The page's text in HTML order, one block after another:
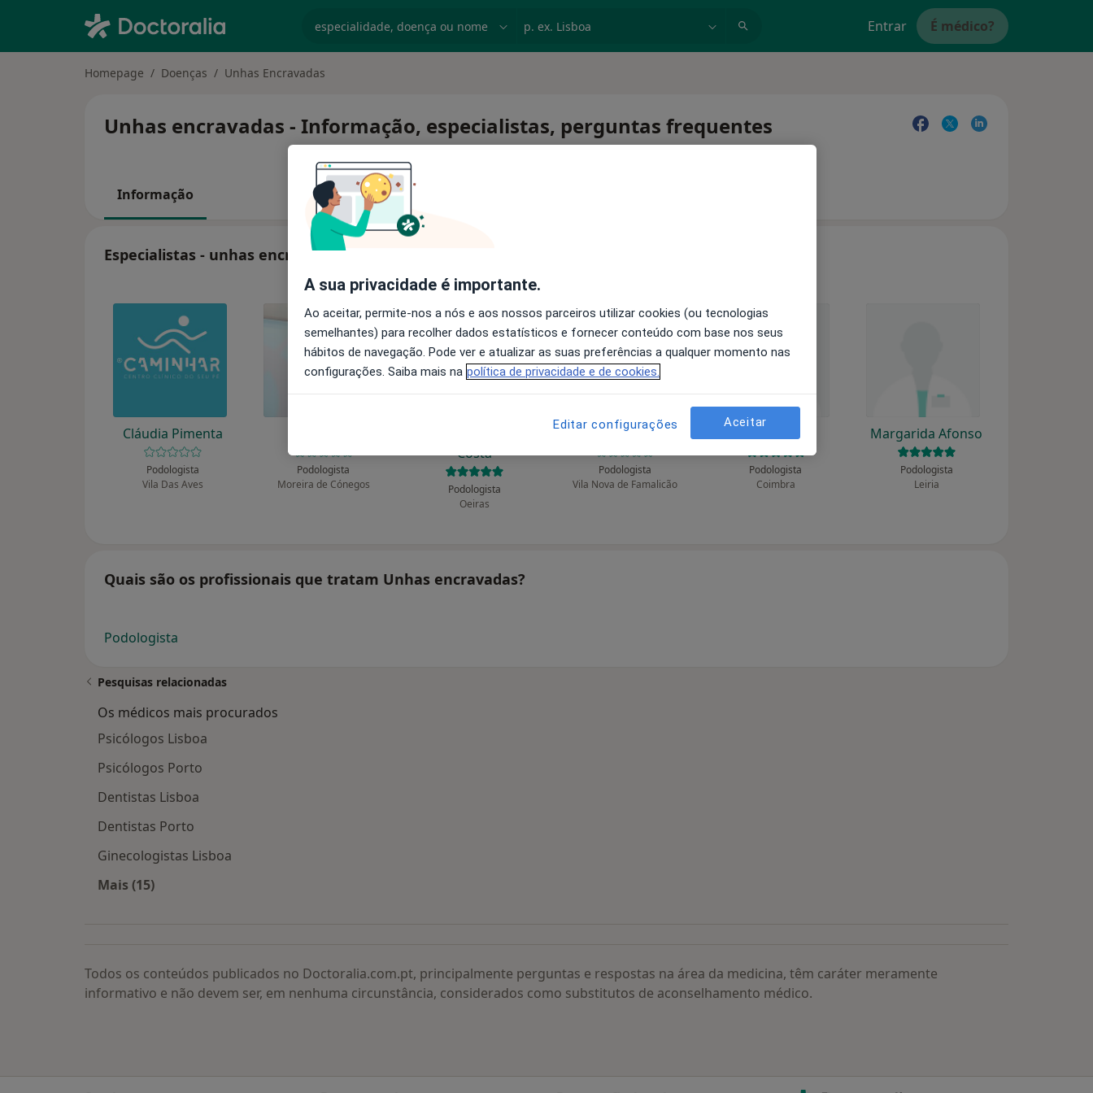
Entrar É médico?
Homepage Doenças Unhas Encravadas
Unhas encravadas - Informação, especialistas, perguntas frequentes
Informação
Especialistas - unhas encravadas
Cláudia Pimenta
Podologista
Vila Das Aves
Podologista
Moreira de Cónegos
Costa
Podologista
Oeiras
Liliana Rodrigues
Podologista
Vila Nova de Famalicão
Luís Vigário
Podologista
Coimbra
Margarida Afonso
Podologista
Leiria
Quais são os profissionais que tratam Unhas encravadas?
Podologista
Pesquisas relacionadas
Os médicos mais procurados
Psicólogos Lisboa
Psicólogos Porto
Dentistas Lisboa
Dentistas Porto
Ginecologistas Lisboa
Mais (15)
Todos os conteúdos publicados no Doctoralia.com.pt, principalmente perguntas e respostas na área da medicina, têm caráter meramente
informativo e não devem ser, em nenhuma circunstância, considerados como substitutos de aconselhamento médico.
A sua privacidade é importante.
Ao aceitar, permite-nos a nós e aos nossos parceiros utilizar cookies (ou tecnologias
semelhantes) para recolher dados estatísticos e fornecer conteúdo com base nos seus
hábitos de navegação. Pode ver e atualizar as suas preferências a qualquer momento nas
configurações. Saiba mais na política de privacidade e de cookies.
Editar configurações Aceitar